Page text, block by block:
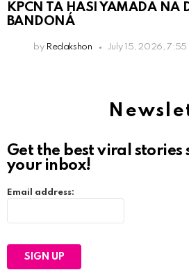
KPCN TA HASI YAMADA NA
BANDONÁ
by Redakshon July 15, 2026, 7:55
Get the best viral
your inbox!
Email address: